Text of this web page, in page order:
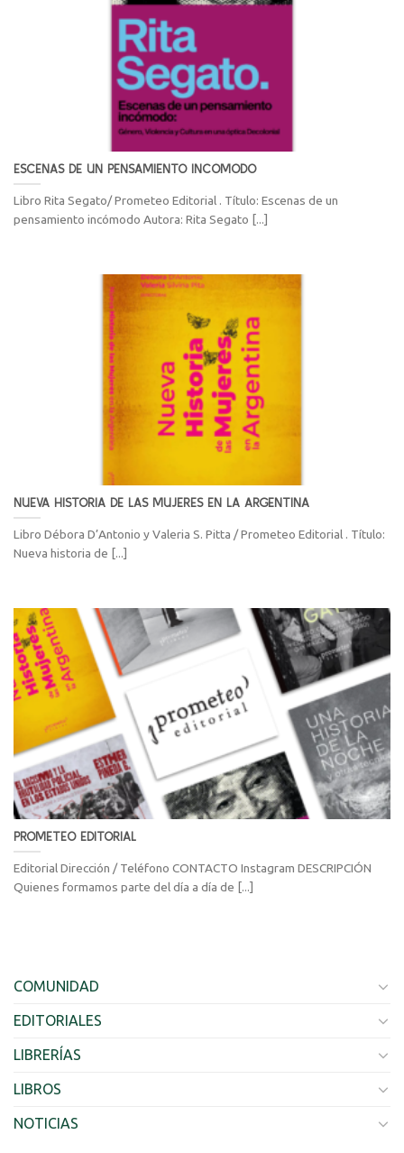
ESCENAS DE UN PENSAMIENTO INCÓMODO
Libro Rita Segato/ Prometeo Editorial . Título: Escenas de un
pensamiento incómodo Autora: Rita Segato [...]
NUEVA HISTORIA DE LAS MUJERES EN LA ARGENTINA
Libro Débora D’Antonio y Valeria S. Pitta / Prometeo Editorial . Título:
Nueva historia de [...]
PROMETEO EDITORIAL
Editorial Dirección / Teléfono CONTACTO Instagram DESCRIPCIÓN
Quienes formamos parte del día a día de [...]
COMUNIDAD
EDITORIALES
LIBRERÍAS
LIBROS
NOTICIAS